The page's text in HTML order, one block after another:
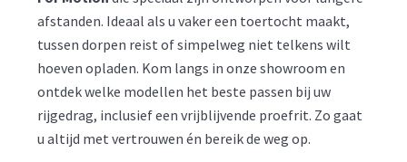
afstanden. Ideaal als u vaker een toertocht maakt,
tussen dorpen reist of simpelweg niet telkens wilt
hoeven opladen. Kom langs in onze showroom en
ontdek welke modellen het beste passen bij uw
rijgedrag, inclusief een vrijblijvende proefrit. Zo gaat
u altijd met vertrouwen én bereik de weg op.